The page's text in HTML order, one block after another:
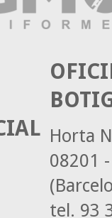
Horta
08201
tel. 93